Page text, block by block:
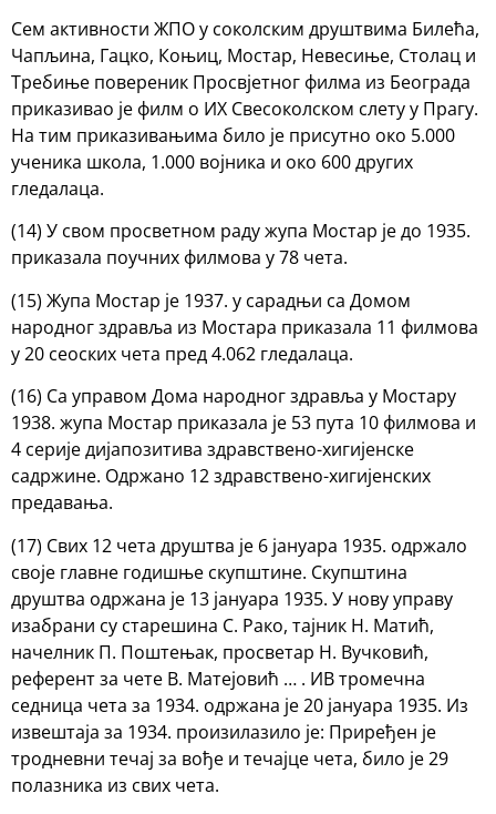
Сем активности ЖПО у соколским друштвима Билећа,
Чапљина, Гацко, Коњиц, Мостар, Невесиње, Столац и
Требиње повереник Просвјетног филма из Београда
приказивао је филм о ИX Свесоколском слету у Прагу.
На тим приказивањима било је присутно око 5.000
ученика школа, 1.000 војника и око 600 других
гледалаца.
(14) У свом просветном раду жупа Мостар је до 1935.
приказала поучних филмова у 78 чета.
(15) Жупа Мостар је 1937. у сарадњи са Домом
народног здравља из Мостара приказала 11 филмова
у 20 сеоских чета пред 4.062 гледалаца.
(16) Са управом Дома народног здравља у Мостару
1938. жупа Мостар приказала је 53 пута 10 филмова и
4 серије дијапозитива здравствено-хигијенске
садржине. Одржано 12 здравствено-хигијенских
предавања.
(17) Свих 12 чета друштва је 6 јануара 1935. одржало
своје главне годишње скупштине. Скупштина
друштва одржана је 13 јануара 1935. У нову управу
изабрани су старешина С. Рако, тајник Н. Матић,
начелник П. Поштењак, просветар Н. Вучковић,
референт за чете В. Матејовић … . ИВ тромечна
седница чета за 1934. одржана је 20 јануара 1935. Из
извештаја за 1934. произилазило је: Приређен је
тродневни течај за вође и течајце чета, било је 29
полазника из свих чета.